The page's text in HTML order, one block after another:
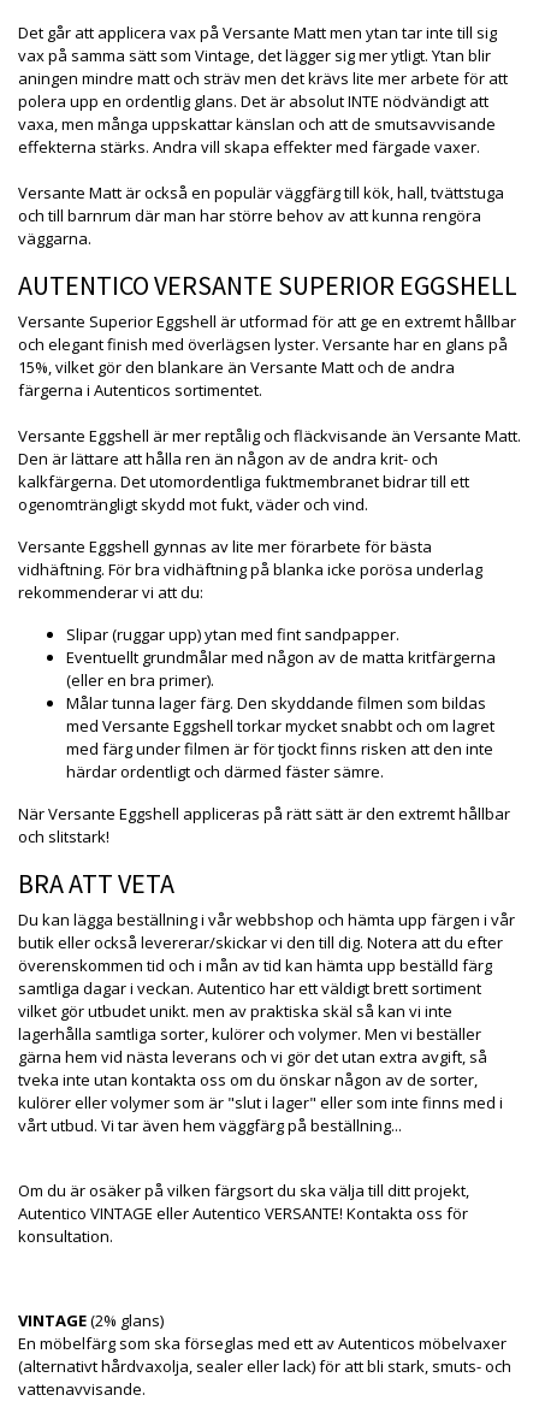
Det går att applicera vax på Versante Matt men ytan tar inte till sig
vax på samma sätt som Vintage, det lägger sig mer ytligt. Ytan blir
aningen mindre matt och sträv men det krävs lite mer arbete för att
polera upp en ordentlig glans. Det är absolut INTE nödvändigt att
vaxa, men många uppskattar känslan och att de smutsavvisande
effekterna stärks. Andra vill skapa effekter med färgade vaxer.
Versante Matt är också en populär väggfärg till kök, hall, tvättstuga
och till barnrum där man har större behov av att kunna rengöra
väggarna.
AUTENTICO VERSANTE SUPERIOR EGGSHELL
Versante Superior Eggshell är utformad för att ge en extremt hållbar
och elegant finish med överlägsen lyster. Versante har en glans på
15%, vilket gör den blankare än Versante Matt och de andra
färgerna i Autenticos sortimentet.
Versante Eggshell är mer reptålig och fläckvisande än Versante Matt.
Den är lättare att hålla ren än någon av de andra krit- och
kalkfärgerna. Det utomordentliga fuktmembranet bidrar till ett
ogenomträngligt skydd mot fukt, väder och vind.
Versante Eggshell gynnas av lite mer förarbete för bästa
vidhäftning. För bra vidhäftning på blanka icke porösa underlag
rekommenderar vi att du:
Slipar (ruggar upp) ytan med fint sandpapper.
Eventuellt grundmålar med någon av de matta kritfärgerna
(eller en bra primer).
Målar tunna lager färg. Den skyddande filmen som bildas
med Versante Eggshell torkar mycket snabbt och om lagret
med färg under filmen är för tjockt finns risken att den inte
härdar ordentligt och därmed fäster sämre.
När Versante Eggshell appliceras på rätt sätt är den extremt hållbar
och slitstark!
BRA ATT VETA
Du kan lägga beställning i vår webbshop och hämta upp färgen i vår
butik eller också levererar/skickar vi den till dig. Notera att du efter
överenskommen tid och i mån av tid kan hämta upp beställd färg
samtliga dagar i veckan. Autentico har ett väldigt brett sortiment
vilket gör utbudet unikt. men av praktiska skäl så kan vi inte
lagerhålla samtliga sorter, kulörer och volymer. Men vi beställer
gärna hem vid nästa leverans och vi gör det utan extra avgift, så
tveka inte utan kontakta oss om du önskar någon av de sorter,
kulörer eller volymer som är "slut i lager" eller som inte finns med i
vårt utbud. Vi tar även hem väggfärg på beställning...
Om du är osäker på vilken färgsort du ska välja till ditt projekt,
Autentico VINTAGE eller Autentico VERSANTE! Kontakta oss för
konsultation.
VINTAGE(2% glans)
En möbelfärg som ska förseglas med ett av Autenticos möbelvaxer
(alternativt hårdvaxolja, sealer eller lack) för att bli stark, smuts- och
vattenavvisande.